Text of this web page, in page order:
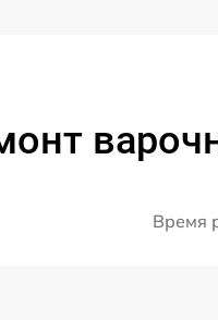
Время